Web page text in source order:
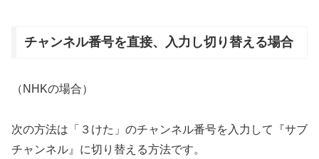
チャンネル番号を直接、入力し切り替える場合
（NHKの場合）
次の方法は「３けた」のチャンネル番号を入力して『サブ
チャンネル』に切り替える方法です。